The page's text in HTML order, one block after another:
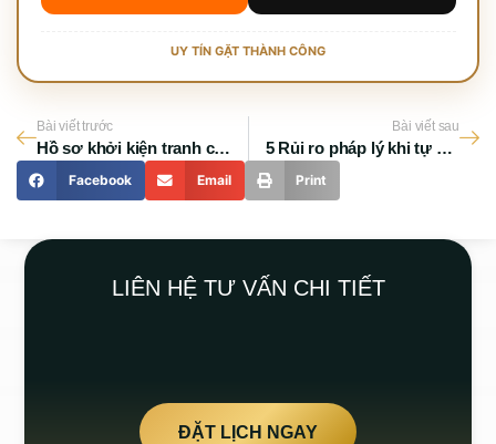
UY TÍN GẶT THÀNH CÔNG
Bài viết trước
Hồ sơ khởi kiện tranh chấp nhà đất TP HCM mới nhất 2026
Bài viết sau
5 Rủi ro pháp lý khi tự giải quyết tranh chấp nhà đất tại TPHCM
Facebook Email Print
LIÊN HỆ TƯ VẤN CHI TIẾT
ĐẶT LỊCH NGAY